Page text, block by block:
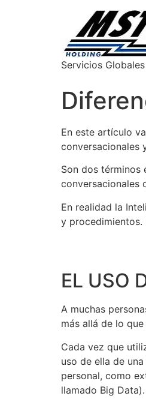
Servicios
En este artículo
conversacionales
Son dos términos
conversacionales
En realidad la
y procedimientos.
EL USO
A muchas
más allá de lo
Cada vez que
uso de ella de
personal, como
llamado Big Data).